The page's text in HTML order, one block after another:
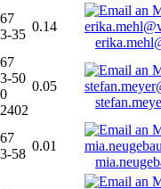
35
0.14
50
0.05
58
0.01